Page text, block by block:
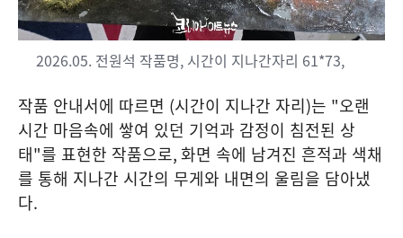
2026.05. 전원석 작품명, 시간이 지나간자리 61*73,
작품 안내서에 따르면 (시간이 지나간 자리)는 "오랜
시간 마음속에 쌓여 있던 기억과 감정이 침전된 상
태"를 표현한 작품으로,화면 속에 남겨진 흔적과 색채
를 통해 지나간 시간의 무게와 내면의 울림을 담아냈
다.